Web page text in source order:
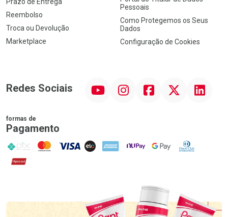
Prazo de Entrega
Reembolso
Troca ou Devolução
Marketplace
Pessoais
Como Protegemos os Seus
Dados
Configuração de Cookies
Redes Sociais InstagramFacebookTwitter Linkedin
formas de
Pagamento
PIX MasterCard
VISA ELO AMEX NuPay Google PayDiners Club
Hipercard
Promoção em Destaque